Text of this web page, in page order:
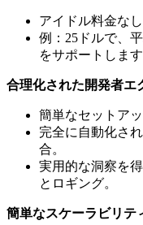
アイドル料金な
例：25ドルで、
をサポートします
合理化された開発者エ
簡単なセットア
完全に自動化さ
合。
実用的な洞察を
とロギング。
簡単なスケーラビリテ